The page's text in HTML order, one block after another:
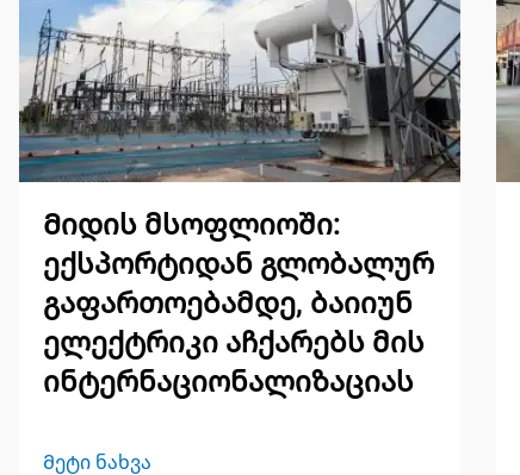
Მიდის მსოფლიოში:
ექსპორტიდან გლობალურ
გაფართოებამდე, ბაიიუნ
ელექტრიკი აჩქარებს მის
ინტერნაციონალიზაციას
Მეტი ნახვა